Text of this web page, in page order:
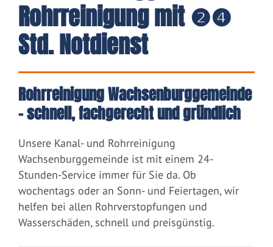
Rohrreinigung mit ❷❹
Std. Notdienst
Rohrreinigung Wachsenburggemeinde
– schnell, fachgerecht und gründlich
Unsere Kanal- und Rohrreinigung
Wachsenburggemeinde ist mit einem 24-
Stunden-Service immer für Sie da. Ob
wochentags oder an Sonn- und Feiertagen, wir
helfen bei allen Rohrverstopfungen und
Wasserschäden, schnell und preisgünstig.